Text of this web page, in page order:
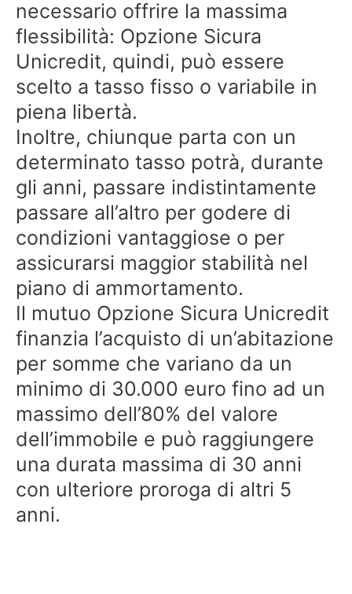
necessario offrire la massima
flessibilità: Opzione Sicura
Unicredit, quindi, può essere
scelto a tasso fisso o variabile in
piena libertà.
Inoltre, chiunque parta con un
determinato tasso potrà, durante
gli anni, passare indistintamente
passare all’altro per godere di
condizioni vantaggiose o per
assicurarsi maggior stabilità nel
piano di ammortamento.
Il mutuo Opzione Sicura Unicredit
finanzia l’acquisto di un’abitazione
per somme che variano da un
minimo di 30.000 euro fino ad un
massimo dell’80% del valore
dell’immobile e può raggiungere
una durata massima di 30 anni
con ulteriore proroga di altri 5
anni.